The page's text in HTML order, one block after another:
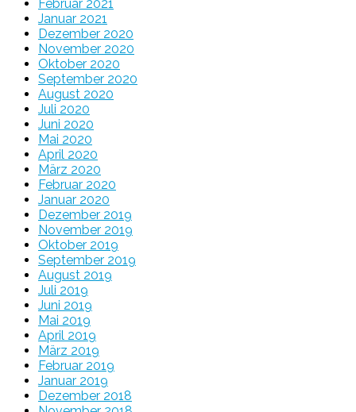
Februar 2021
Januar 2021
Dezember 2020
November 2020
Oktober 2020
September 2020
August 2020
Juli 2020
Juni 2020
Mai 2020
April 2020
März 2020
Februar 2020
Januar 2020
Dezember 2019
November 2019
Oktober 2019
September 2019
August 2019
Juli 2019
Juni 2019
Mai 2019
April 2019
März 2019
Februar 2019
Januar 2019
Dezember 2018